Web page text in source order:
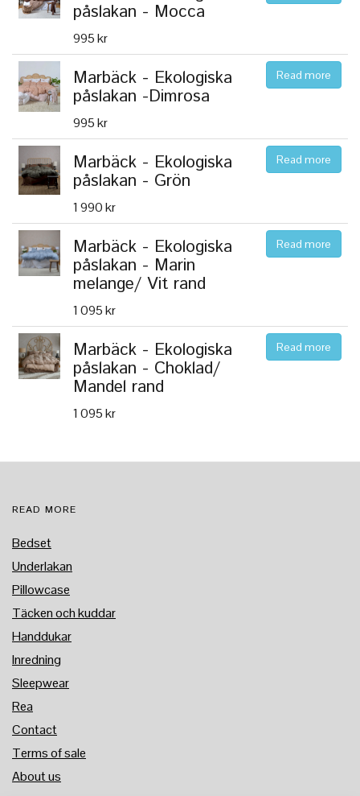
påslakan - Mocca
995 kr
Marbäck - Ekologiska
påslakan -Dimrosa
995 kr
Read more
Marbäck - Ekologiska
påslakan - Grön
1 990 kr
Read more
Marbäck - Ekologiska
påslakan - Marin
melange/ Vit rand
1 095 kr
Read more
Marbäck - Ekologiska
påslakan - Choklad/
Mandel rand
1 095 kr
Read more
READ MORE
Bedset
Underlakan
Pillowcase
Täcken och kuddar
Handdukar
Inredning
Sleepwear
Rea
Contact
Terms of sale
About us